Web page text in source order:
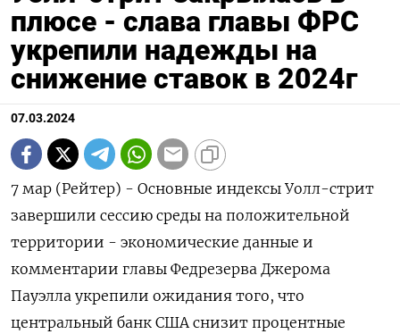
плюсе - слава главы ФРС
укрепили надежды на
снижение ставок в 2024г
07.03.2024
7 мар (Рейтер) - Основные индексы Уолл-стрит
завершили сессию среды на положительной
территории - экономические данные и
комментарии главы Федрезерва Джерома
Пауэлла укрепили ожидания того, что
центральный банк США снизит процентные